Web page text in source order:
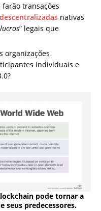
transações
nativas
” legais que
organizações
individuais e
pode tornar a
seus predecessores.